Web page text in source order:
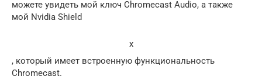
можете увидеть мой ключ Chromecast Audio, а также
мой Nvidia Shield
x
, который имеет встроенную функциональность
Chromecast.